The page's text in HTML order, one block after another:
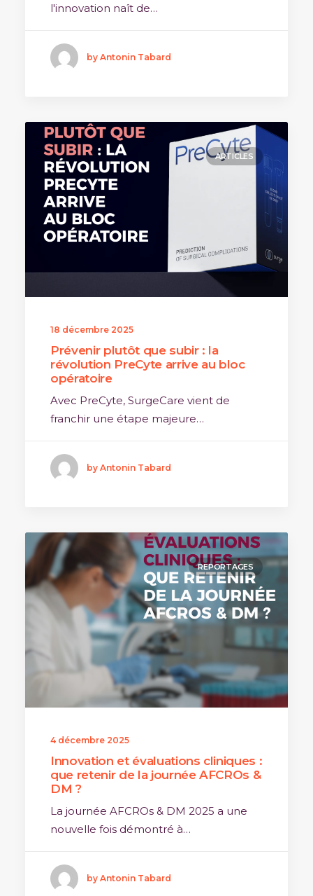
l'innovation naît de…
by Antonin Tabard
ARTICLES
18 décembre 2025
Prévenir plutôt que subir : la
révolution PreCyte arrive au bloc
opératoire
Avec PreCyte, SurgeCare vient de
franchir une étape majeure…
by Antonin Tabard
REPORTAGES
4 décembre 2025
Innovation et évaluations cliniques :
que retenir de la journée AFCROs &
DM ?
La journée AFCROs & DM 2025 a une
nouvelle fois démontré à…
by Antonin Tabard